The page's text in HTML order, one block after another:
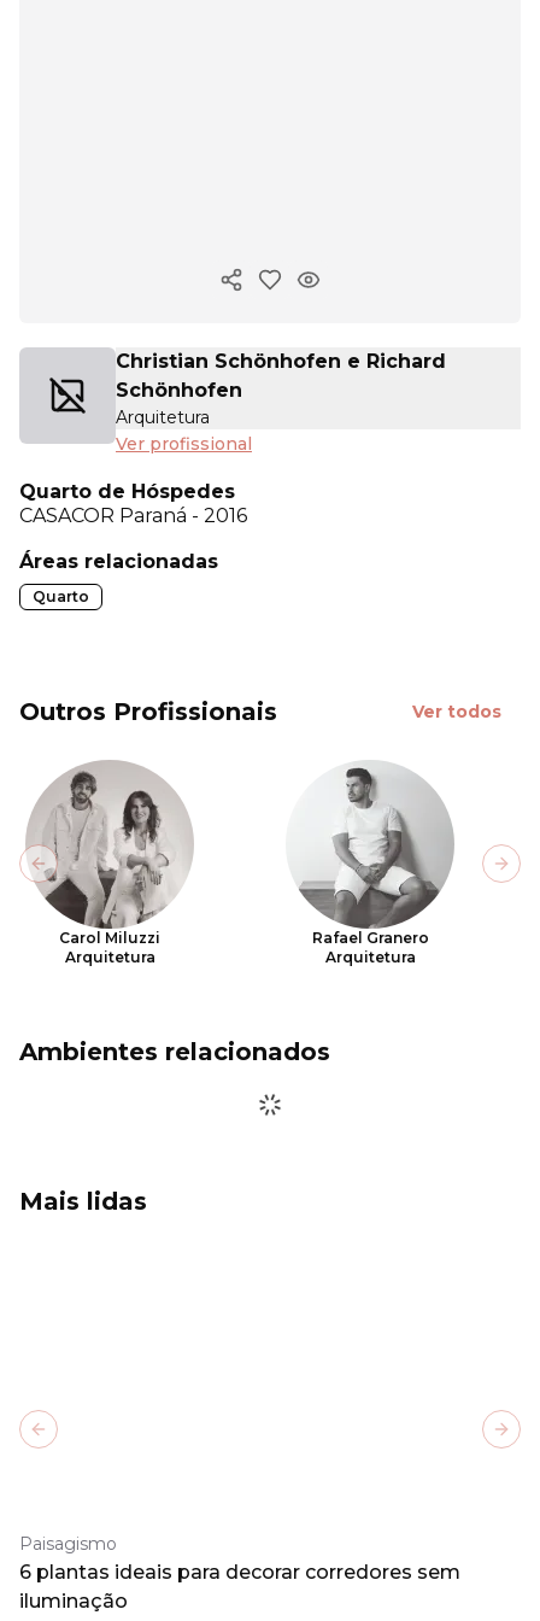
Copiar link
Christian Schönhofen e Richard
Schönhofen
Arquitetura
Ver profissional
Quarto de Hóspedes
CASACOR Paraná - 2016
Áreas relacionadas
Quarto
Outros Profissionais Ver todos
Carol Miluzzi
Arquitetura
Rafael Granero
Arquitetura
Previous slide
Ambientes relacionados
Mais lidas
Paisagismo
6 plantas ideais para decorar corredores sem
iluminação
Previous slide